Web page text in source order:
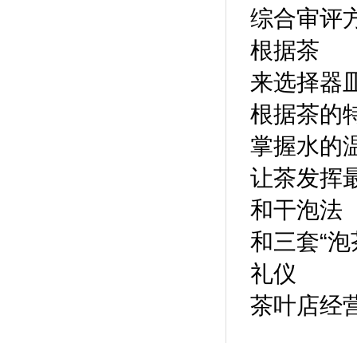
综合审评
根据茶
来选择器
根据茶的
掌握水的
让茶发挥
和干泡法
和三套“
礼仪
茶叶店经